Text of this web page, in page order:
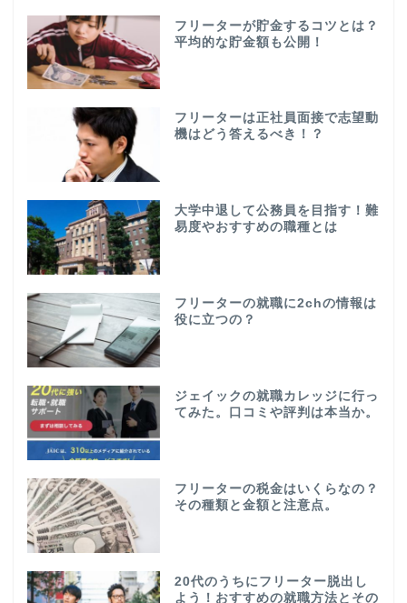
フリーターが貯金するコツとは？
平均的な貯金額も公開！
フリーターは正社員面接で志望動
機はどう答えるべき！？
大学中退して公務員を目指す！難
易度やおすすめの職種とは
フリーターの就職に2chの情報は
役に立つの？
ジェイックの就職カレッジに行っ
てみた。口コミや評判は本当か。
フリーターの税金はいくらなの？
その種類と金額と注意点。
20代のうちにフリーター脱出し
よう！おすすめの就職方法とその